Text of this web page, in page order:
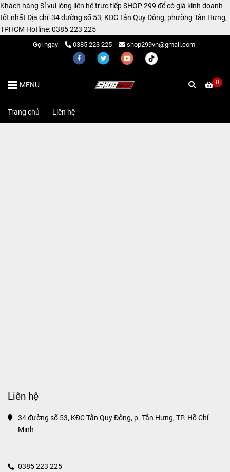
Gọi ngay 0385 223 225 shop299vn@gmail.com
0
MENU
Trang chủ Liên hệ
Liên hệ
34 đường số 53, KĐC Tân Quy Đông, p. Tân Hưng, TP. Hồ Chí
Minh
0385 223 225
Khách hàng Sỉ vui lòng liên hệ trực tiếp SHOP 299 để có giá kinh doanh
tốt nhất Địa chỉ: 34 đường số 53, KĐC Tân Quy Đông, phường Tân Hưng,
TPHCM Hotline: 0385 223 225